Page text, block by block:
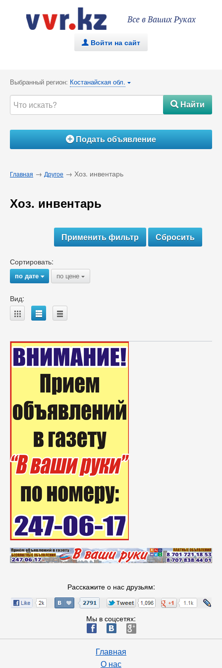
Все в Ваших Руках
. Войти на сайт
Выбранный регион: Костанайская обл. {
#Найти
ÁПодать объявление
Главная → Другое → Хоз. инвентарь
Хоз. инвентарь
Сортировать:
по дате{ по цене {
Вид:
A B C
Расскажите о нас друзьям:
Мы в соцсетях:
ä æ è
Главная
О нас